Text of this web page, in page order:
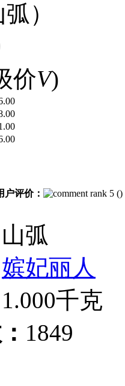
）
价V)
户评价： ()
山弧
嫔妃丽人
1.000千克
1849